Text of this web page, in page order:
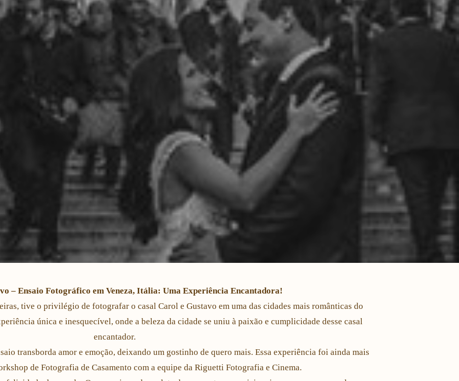
– Ensaio Fotográfico em Veneza, Itália: Uma Experiência Encantadora!
tive o privilégio de fotografar o casal Carol e Gustavo em uma das cidades mais românticas do
única e inesquecível, onde a beleza da cidade se uniu à paixão e cumplicidade desse casal
encantador.
transborda amor e emoção, deixando um gostinho de quero mais. Essa experiência foi ainda mais
de Fotografia de Casamento com a equipe da Riguetti Fotografia e Cinema.